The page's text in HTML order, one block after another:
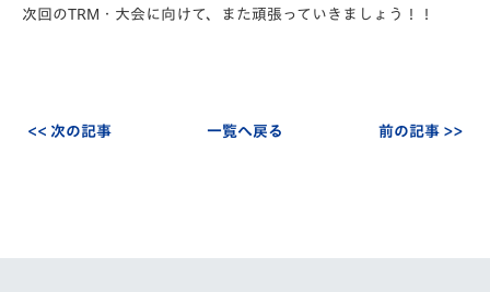
次回のTRM・大会に向けて、また頑張っていきましょう！！
<< 次の記事 一覧へ戻る 前の記事 >>